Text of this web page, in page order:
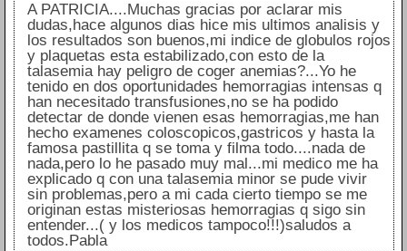
A PATRICIA....Muchas gracias por aclarar mis
dudas,hace algunos dias hice mis ultimos analisis y
los resultados son buenos,mi indice de globulos rojos
y plaquetas esta estabilizado,con esto de la
talasemia hay peligro de coger anemias?...Yo he
tenido en dos oportunidades hemorragias intensas q
han necesitado transfusiones,no se ha podido
detectar de donde vienen esas hemorragias,me han
hecho examenes coloscopicos,gastricos y hasta la
famosa pastillita q se toma y filma todo....nada de
nada,pero lo he pasado muy mal...mi medico me ha
explicado q con una talasemia minor se pude vivir
sin problemas,pero a mi cada cierto tiempo se me
originan estas misteriosas hemorragias q sigo sin
entender...( y los medicos tampoco!!!)saludos a
todos.Pabla